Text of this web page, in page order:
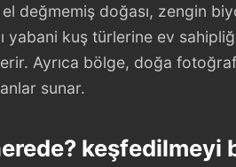
değmemiş doğası, zengin
kuş türlerine ev
Ayrıca bölge, doğa
sunar.
keşfedilmeyi